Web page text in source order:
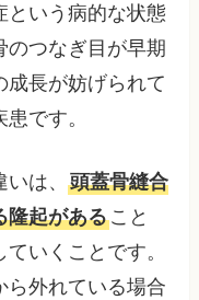
という病的な状態
のつなぎ目が早期
成長が妨げられて
です。
いは、頭蓋骨縫合
隆起があること
いくことです。
ら外れている場合